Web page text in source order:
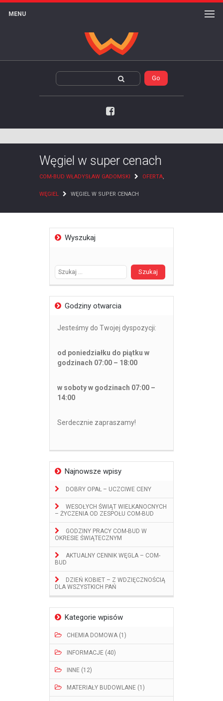
MENU
Węgiel w super cenach
COM-BUD WŁADYSŁAW GADOMSKI OFERTA,
WĘGIEL WĘGIEL W SUPER CENACH
Wyszukaj
Godziny otwarcia
Jesteśmy do Twojej dyspozycji:
od poniedziałku do piątku w
godzinach 07:00 – 18:00
w soboty w godzinach 07:00 –
14:00
Serdecznie zapraszamy!
Najnowsze wpisy
DOBRY OPAŁ – UCZCIWE CENY
WESOŁYCH ŚWIĄT WIELKANOCNYCH
– ŻYCZENIA OD ZESPOŁU COM-BUD
GODZINY PRACY COM-BUD W
OKRESIE ŚWIĄTECZNYM
AKTUALNY CENNIK WĘGLA – COM-
BUD
DZIEŃ KOBIET – Z WDZIĘCZNOŚCIĄ
DLA WSZYSTKICH PAŃ
Kategorie wpisów
CHEMIA DOMOWA (1)
INFORMACJE (40)
INNE (12)
MATERIAŁY BUDOWLANE (1)